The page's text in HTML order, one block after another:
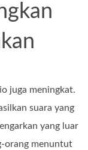
juga meningkat.
suara yang
yang luar
orang menuntut